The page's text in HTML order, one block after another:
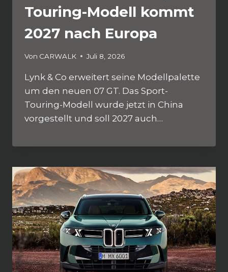
Touring-Modell kommt
2027 nach Europa
Von CARWALK Juli 8, 2026
Lynk & Co erweitert seine Modellpalette
um den neuen 07 GT. Das Sport-
Touring-Modell wurde jetzt in China
vorgestellt und soll 2027 auch…